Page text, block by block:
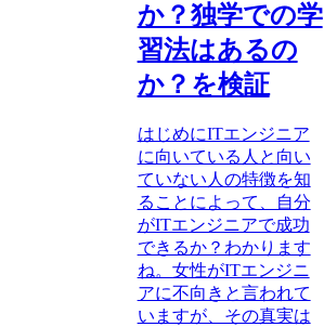
か？独学での学
習法はあるの
か？を検証
はじめにITエンジニア
に向いている人と向い
ていない人の特徴を知
ることによって、自分
がITエンジニアで成功
できるか？わかります
ね。女性がITエンジニ
アに不向きと言われて
いますが、その真実は